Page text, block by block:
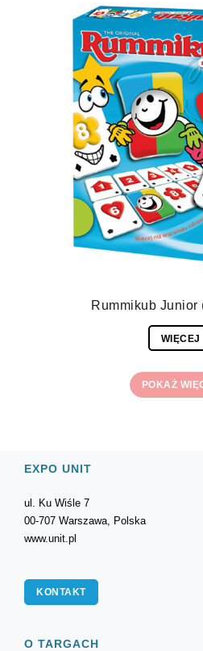
Rummikub Junior
WIĘCEJ
POKAŻ
EXPO UNIT
ul. Ku Wiśle 7
00-707 Warszawa, Polska
www.unit.pl
KONTAKT
O TARGACH